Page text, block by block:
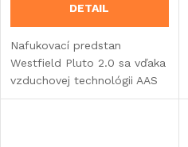
DETAIL
Nafukovací predstan
Westfield Pluto 2.0 sa vďaka
vzduchovej technológii AAS
postaví ľahko a rýchlo.